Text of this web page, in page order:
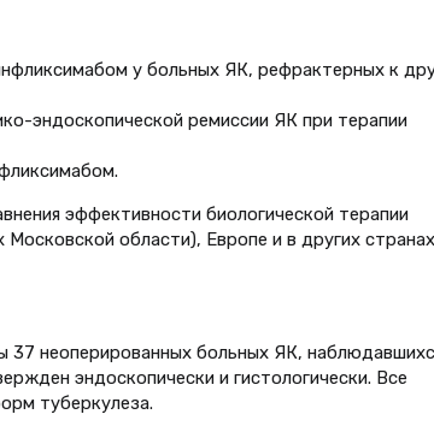
у больных ЯК, рефрактерных к
эндоскопической ремиссии ЯК при терапии
эффективности биологической терапии
области), Европе и в других
37 неоперированных больных ЯК,
эндоскопически и гистологически. Все
туберкулеза.